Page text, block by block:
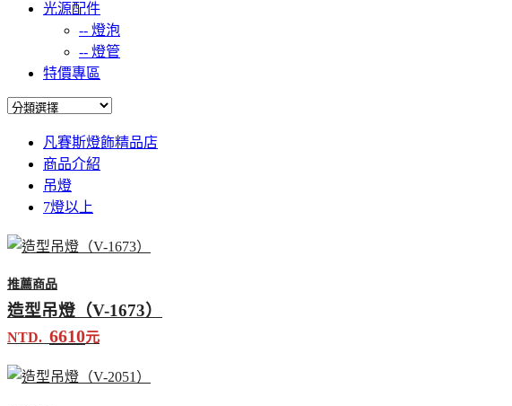
光源配件
-- 燈泡
-- 燈管
特價專區
凡賽斯燈飾精品店
商品介紹
吊燈
7燈以上
推薦商品
造型吊燈（V-1673）
NTD. 6610元